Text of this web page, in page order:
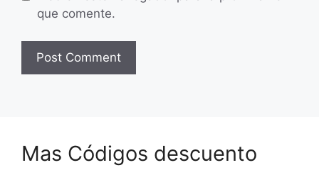
que comente.
Mas Códigos descuento